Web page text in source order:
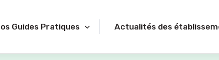
Guides Pratiques Actualités des